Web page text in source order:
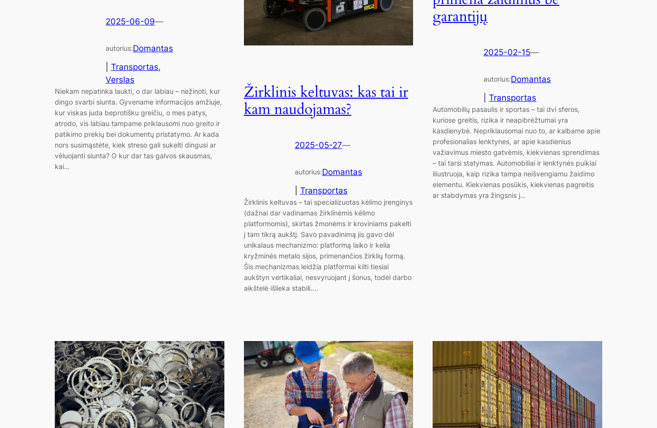
2025-06-09—
autorius:Domantas
Transportas
Verslas
Niekam nepatinka laukti, o dar labiau – nežinoti, kur
dingo svarbi siunta. Gyvename informacijos amžiuje,
kur viskas juda beprotišku greičiu, o mes patys,
atrodo, vis labiau tampame priklausomi nuo greito ir
patikimo prekių bei dokumentų pristatymo. Ar kada
nors susimąstėte, kiek streso gali sukelti dingusi ar
vėluojanti siunta? O kur dar tas galvos skausmas,
kai…
Žirklinis keltuvas: kas tai ir
kam naudojamas?
2025-05-27—
autorius:Domantas
Transportas
Žirklinis keltuvas – tai specializuotas kėlimo įrenginys
(dažnai dar vadinamas žirklinėmis kėlimo
platformomis), skirtas žmonėms ir kroviniams pakelti
į tam tikrą aukštį. Savo pavadinimą jis gavo dėl
unikalaus mechanizmo: platformą laiko ir kelia
kryžminės metalo sijos, primenančios žirklių formą.
Šis mechanizmas leidžia platformai kilti tiesiai
aukštyn vertikaliai, nesvyruojant į šonus, todėl darbo
aikštelė išlieka stabili.…
garantijų
2025-02-15—
autorius:Domantas
|Transportas
Automobilių pasaulis ir sportas – tai dvi sferos,
kuriose greitis, rizika ir neapibrėžtumai yra
kasdienybė. Nepriklausomai nuo to, ar kalbame apie
profesionalias lenktynes, ar apie kasdienius
važiavimus miesto gatvėmis, kiekvienas sprendimas
– tai tarsi statymas. Automobiliai ir lenktynės puikiai
iliustruoja, kaip rizika tampa neišvengiamu žaidimo
elementu. Kiekvienas posūkis, kiekvienas pagreitis
ar stabdymas yra žingsnis į…